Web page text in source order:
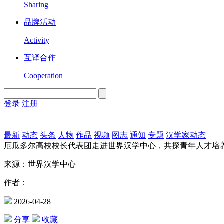
Sharing
品牌活动
Activity
互译合作
Cooperation
登录 注册
最新 动态 头条 人物 作品 视频 图志 通知 专题 汉学家动态
厄瓜多尔高校校长代表团走进世界汉学中心，共探青年人才培
来源：世界汉学中心
作者：
2026-04-28
分享 收藏